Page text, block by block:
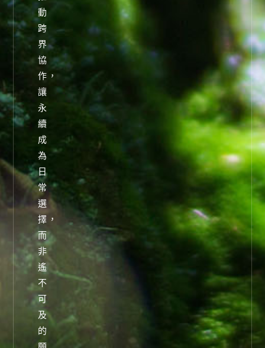
動
跨
界
協
作，
讓
永
續
成
為
日
常
選
擇，
而
非
遙
不
可
及
的